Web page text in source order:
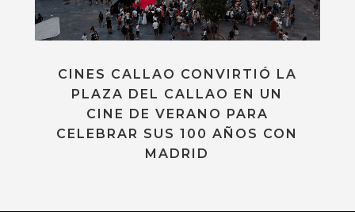
CINES CALLAO CONVIRTIÓ LA
PLAZA DEL CALLAO EN UN
CINE DE VERANO PARA
CELEBRAR SUS 100 AÑOS CON
MADRID